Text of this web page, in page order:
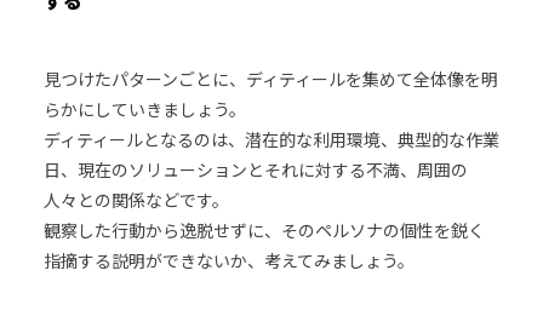
見つけたパターンごとに、ディティールを集めて全体像を明
らかにしていきましょう。
ディティールとなるのは、潜在的な利用環境、典型的な作業
日、現在のソリューションとそれに対する不満、周囲の
人々との関係などです。
観察した行動から逸脱せずに、そのペルソナの個性を鋭く
指摘する説明ができないか、考えてみましょう。